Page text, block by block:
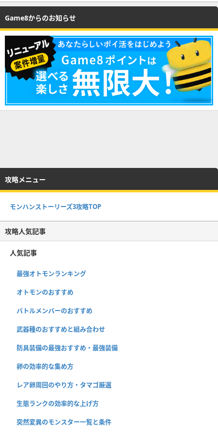
Game8からのお知らせ
攻略メニュー
モンハンストーリーズ3攻略TOP
攻略人気記事
人気記事
最強オトモンランキング
オトモンのおすすめ
バトルメンバーのおすすめ
武器種のおすすめと組み合わせ
防具装備の最強おすすめ・最強装備
卵の効率的な集め方
レア卵周回のやり方・タマゴ厳選
生態ランクの効率的な上げ方
突然変異のモンスター一覧と条件